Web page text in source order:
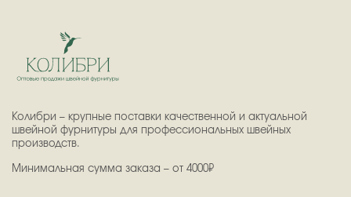
Колибри – крупные поставки качественной и актуальной
швейной фурнитуры для профессиональных швейных
производств.
Минимальная сумма заказа – от 4000₽